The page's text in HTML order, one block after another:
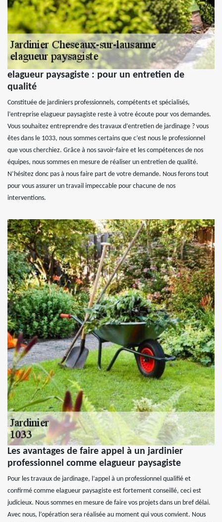
elagueur paysagiste : pour un entretien de
qualité
Constituée de jardiniers professionnels, compétents et spécialisés,
l’entreprise elagueur paysagiste reste à votre écoute pour vos demandes.
Vous souhaitez entreprendre des travaux d’entretien de jardinage ? vous
êtes dans le 1033, nous sommes certains que c’est nous le professionnel
que vous cherchiez. Grâce à nos savoir-faire et les compétences de nos
équipes, nous sommes en mesure de réaliser un entretien de qualité.
N’hésitez donc pas à nous faire part de votre demande. Nous ferons tout
pour vous assurer un travail impeccable pour chacune de nos
interventions.
Les avantages de faire appel à un jardinier
professionnel comme elagueur paysagiste
Pour les travaux de jardinage, l’appel à un professionnel qualifié et
confirmé comme elagueur paysagiste est fortement conseillé, ceci est
judicieux. Nous sommes en mesure de faire vos projets dans un bref délai.
Avec nous, l’opération sera réalisée au moment qui vous convient. Nous